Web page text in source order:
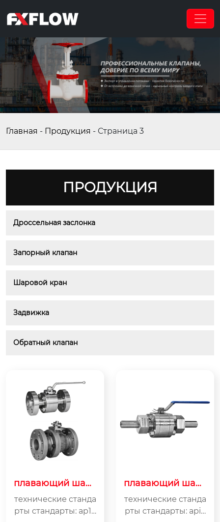
Главная - Продукция - Страница 3
ПРОДУКЦИЯ
Дроссельная заслонка
Запорный клапан
Шаровой кран
Задвижка
Обратный клапан
плавающий шаро
ым входом
технические станда
рты стандарты: ap16
плавающий шаро
технические станда
рты стандарты: api6